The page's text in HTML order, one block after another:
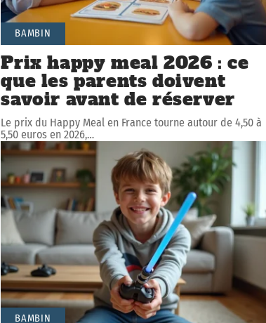
BAMBIN
Prix happy meal 2026 : ce
que les parents doivent
savoir avant de réserver
Le prix du Happy Meal en France tourne autour de 4,50 à
5,50 euros en 2026,…
BAMBIN